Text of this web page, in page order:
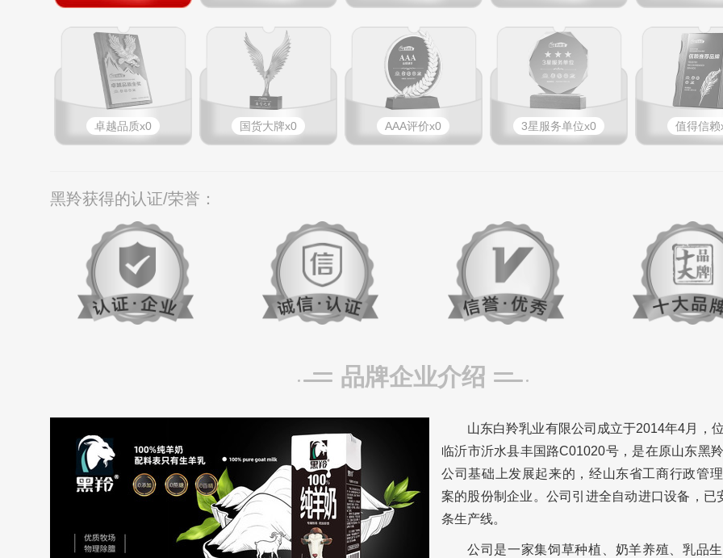
卓越品质x0 国货大牌x0 AAA评价x0 3星服务单位x0 值得信赖
黑羚获得的认证/荣誉：
品牌企业介绍
山东白羚乳业有限公司成立于2014年4月，
临沂市沂水县丰国路C01020号，是在原山东黑
公司基础上发展起来的，经山东省工商行政管
案的股份制企业。公司引进全自动进口设备，已
条生产线。
公司是一家集饲草种植、奶羊养殖、乳品